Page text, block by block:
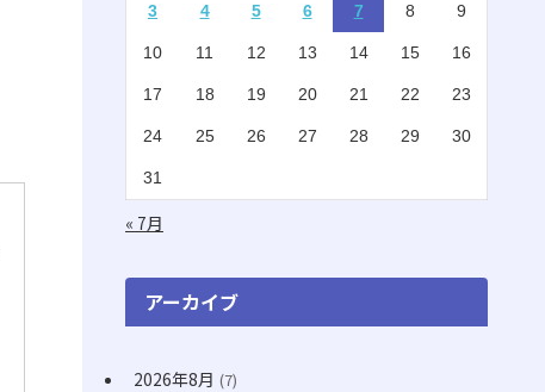
(11)
(15)
(20)
3 4 5 6 7 8 9
10 11 12 13 14 15 16
17 18 19 20 21 22 23
24 25 26 27 28 29 30
31
« 7月
アーカイブ
2026年8月 (7)